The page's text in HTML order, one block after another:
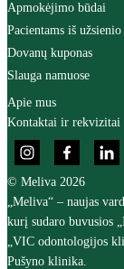
Apmokėjimo būdai
Pacientams iš užsienio
Dovanų kuponas
Slauga namuose
Apie mus
Kontaktai ir rekvizitai
© Meliva 2026
„Meliva“ – naujas
kurį sudaro buvusios
„VIC odontologijos
Pušyno klinika.